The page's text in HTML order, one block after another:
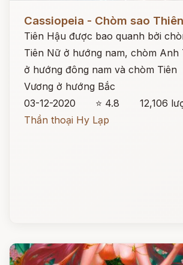
Cassiopeia - Chòm sao
Tiên Hậu được bao quanh bởi
Tiên Nữ ở hướng nam, chòm Anh
ở hướng đông nam và chòm Tiên
Vương ở hướng Bắc
03-12-2020
⭐ 4.8
12,106
Thần thoại Hy Lạp